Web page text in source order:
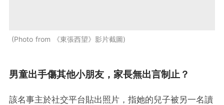
Photo from 《東張西望》影片截圖
男童出手傷其他小朋友，家長無出言制止？
該名事主於社交平台貼出照片，指她的兒子被另一名讀